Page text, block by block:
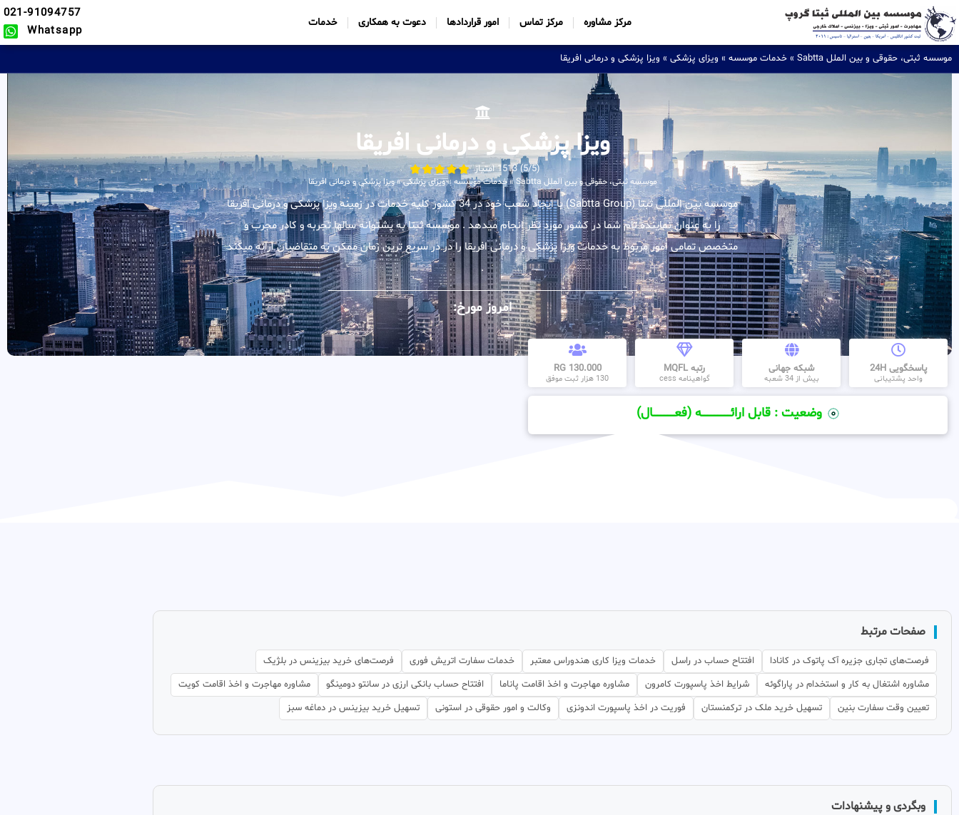
مرکز مشاوره مرکز تماس امور قراردادها دعوت به همکاری خدمات
021-91094757
Whatsapp
موسسه ثبتی، حقوقی و بین الملل Sabtta » خدمات موسسه » ویزای پزشکی » ویزا پزشکی و درمانی افریقا
ویزا پزشکی و درمانی افریقا
(5/5) 1513 امتیاز
موسسه ثبتی، حقوقی و بین الملل Sabtta »خدمات موسسه»ویزای پزشکی»ویزا پزشکی و درمانی افریقا
موسسه بین المللی ثبتا (Sabtta Group) با ایجاد شعب خود در 34 کشور کلیه خدمات در زمینه ویزا پزشکی و درمانی افریقا
را به عنوان نماینده تام شما در کشور مورد نظر انجام میدهد . موسسه ثبتا به پشتوانه سالها تجربه و کادر مجرب و
متخصص تمامی امور مربوط به خدمات ویزا پزشکی و درمانی افریقا را در در سریع ترین زمان ممکن به متقاضیان ارائه میکند
.
امروز مورخ:
پاسخگویی 24H
واحد پشتیبانی
شبکه جهانی
بیش از 34 شعبه
رتبه MQFL
گواهینامه cess
130.000 RG
130 هزار ثبت موفق
وضعیت : قابل ارائــــــــــــــــــــه (فعـــــــــــــــال)
صفحات مرتبط
فرصت‌های تجاری جزیره آک پاتوک در کانادا افتتاح حساب در راسل خدمات ویزا کاری هندوراس معتبر خدمات سفارت اتریش فوری
فرصت‌های خرید بیزینس در بلژیک
مشاوره اشتغال به کار و استخدام در پاراگوئه
شرایط اخذ پاسپورت کامرون مشاوره مهاجرت و اخذ اقامت پاناما افتتاح حساب بانکی ارزی در سانتو دومینگو
مشاوره مهاجرت و اخذ اقامت کویت
تعیین وقت سفارت بنین
تسهیل خرید ملک در ترکمنستان فوریت در اخذ پاسپورت اندونزی وکالت و امور حقوقی در استونی تسهیل خرید بیزینس در دماغه سبز
وبگردی و پیشنهادات